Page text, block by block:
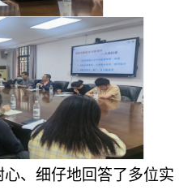
、细仔地回答了多位实